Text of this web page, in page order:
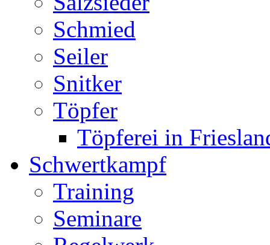
Schmied
Seiler
Snitker
Töpfer
Töpferei in
Schwertkampf
Training
Seminare